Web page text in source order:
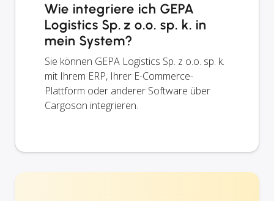
Wie integriere ich GEPA
Logistics Sp. z o.o. sp. k. in
mein System?
Sie können GEPA Logistics Sp. z o.o. sp. k.
mit Ihrem ERP, Ihrer E-Commerce-
Plattform oder anderer Software über
Cargoson integrieren.